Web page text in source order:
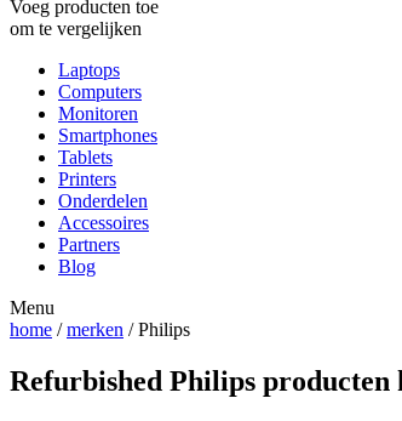
Voeg producten toe
om te vergelijken
Laptops
Computers
Monitoren
Smartphones
Tablets
Printers
Onderdelen
Accessoires
Partners
Blog
Menu
home /merken / Philips
Refurbished Philips producten